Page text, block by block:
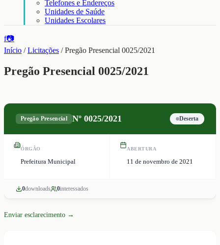
Telefones e Endereços
Unidades de Saúde
Unidades Escolares
f📷
Início /Licitações /Pregão Presencial 0025/2021
Pregão Presencial 0025/2021
Pregão Presencial Nº0025/2021 Deserta
ÓRGÃO
Prefeitura Municipal
ABERTURA
11 de novembro de 2021
0downloads 0interessados
Enviar esclarecimento →